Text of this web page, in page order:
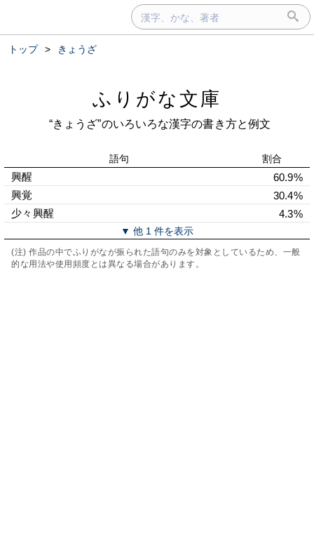
トップ > きょうざ
ふりがな文庫
“きょうざ”のいろいろな漢字の書き方と例文
語句 割合
興醒
60.9%
興覚
30.4%
少々興醒
4.3%
▼ 他 1 件を表示
(注) 作品の中でふりがなが振られた語句のみを対象としているため、一般
的な用法や使用頻度とは異なる場合があります。